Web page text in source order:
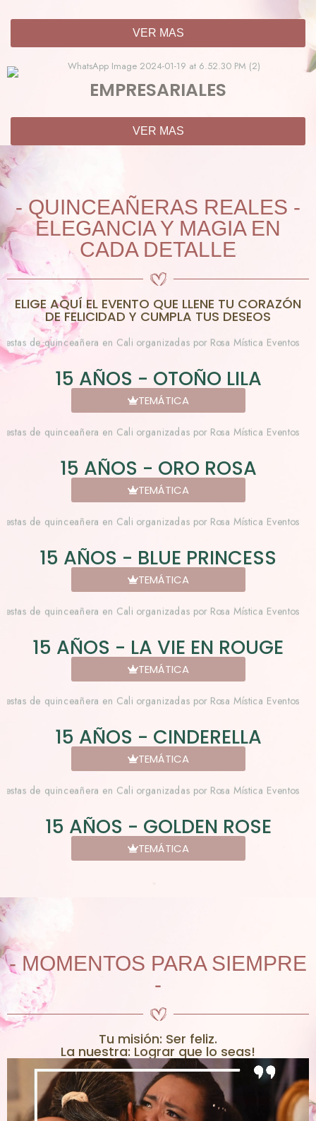
VER MAS
EMPRESARIALES
VER MAS
- QUINCEAÑERAS REALES -
ELEGANCIA Y MAGIA EN
CADA DETALLE
ELIGE AQUÍ EL EVENTO QUE LLENE TU CORAZÓN
DE FELICIDAD Y CUMPLA TUS DESEOS
15 AÑOS - OTOÑO LILA
TEMÁTICA
15 AÑOS - ORO ROSA
TEMÁTICA
15 AÑOS - BLUE PRINCESS
TEMÁTICA
15 AÑOS - LA VIE EN ROUGE
TEMÁTICA
15 AÑOS - CINDERELLA
TEMÁTICA
15 AÑOS - GOLDEN ROSE
TEMÁTICA
- MOMENTOS PARA SIEMPRE
-
Tu misión: Ser feliz.
La nuestra: Lograr que lo seas!